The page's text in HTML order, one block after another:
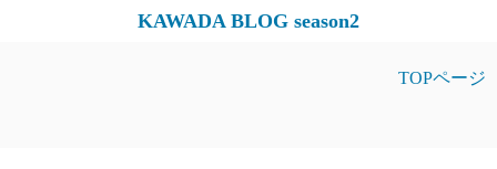
KAWADA BLOG season2
TOPページ